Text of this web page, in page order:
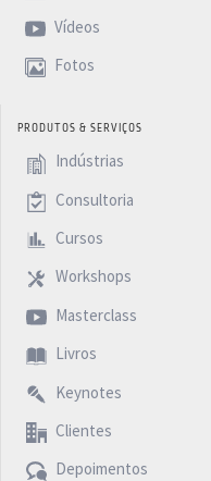
Vídeos
Fotos
PRODUTOS & SERVIÇOS
Indústrias
Consultoria
Cursos
Workshops
Masterclass
Livros
Keynotes
Clientes
Depoimentos